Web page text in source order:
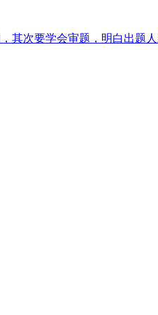
其次要学会审题，明白出题